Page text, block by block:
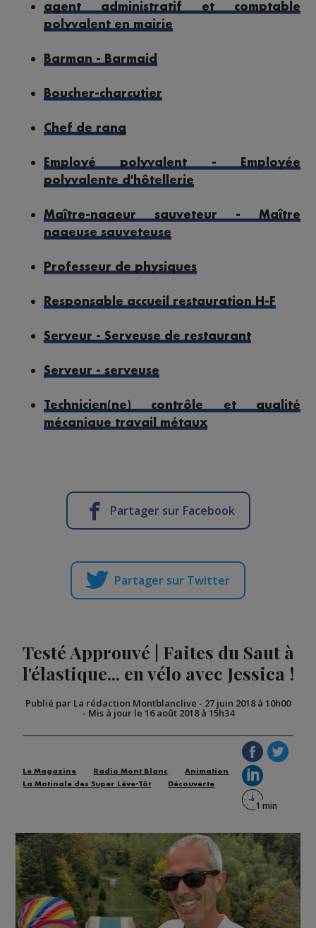
agent administratif et comptable
polyvalent en mairie
Barman - Barmaid
Boucher-charcutier
Chef de rang
Employé polyvalent - Employée
polyvalente d'hôtellerie
Maître-nageur sauveteur - Maître
nageuse sauveteuse
Professeur de physiques
Responsable accueil restauration H-F
Serveur - Serveuse de restaurant
Serveur - serveuse
Technicien(ne) contrôle et qualité
mécanique travail métaux
Partager sur Facebook
Partager sur Twitter
Testé Approuvé | Faites du Saut à
l'élastique... en vélo avec Jessica !
Publié par La rédaction Montblanclive - 27 juin 2018 à 10h00
- Mis à jour le 16 août 2018 à 15h34
Le Magazine Radio Mont Blanc
Animation
La Matinale des Super Lève-Tôt
Découverte